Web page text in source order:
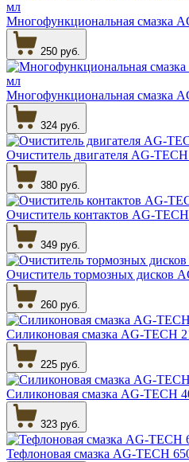
Многофункциональная смазка
250 руб.
Многофункциональная смазка
324 руб.
Очиститель двигателя AG-
380 руб.
Очиститель контактов AG-
349 руб.
Очиститель тормозных дисков
260 руб.
Силиконовая смазка AG-TECH
225 руб.
Силиконовая смазка AG-TECH
323 руб.
Тефлоновая смазка AG-TECH